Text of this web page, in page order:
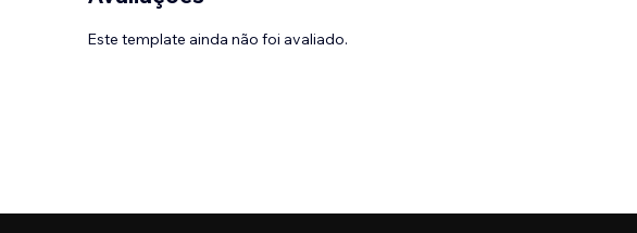
Este template ainda não foi avaliado.